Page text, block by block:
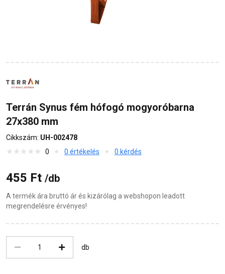
Terrán Synus fém hófogó mogyoróbarna
27x380 mm
Cikkszám: UH-002478
0
0 értékelés 0 kérdés
455 Ft /db
A termék ára bruttó ár és kizárólag a webshopon leadott
megrendelésre érvényes!
db